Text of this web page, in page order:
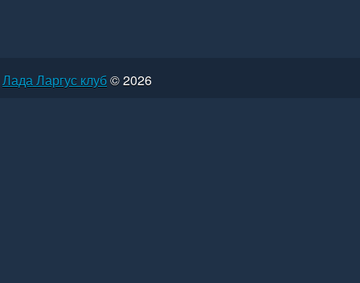
Лада Ларгус клуб© 2026